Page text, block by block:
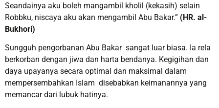
Seandainya aku boleh mangambil kholil (kekasih) selain
Robbku, niscaya aku akan mengambil Abu Bakar.” (HR. al-
Bukhori)
Sungguh pengorbanan Abu Bakar sangat luar biasa. Ia rela
berkorban dengan jiwa dan harta bendanya. Kegigihan dan
daya upayanya secara optimal dan maksimal dalam
mempersembahkan Islam disebabkan keimanannya yang
memancar dari lubuk hatinya.